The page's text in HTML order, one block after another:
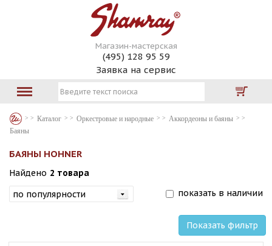
Магазин-мастерская
(495) 128 95 59
Заявка на сервис
Каталог Оркестровые и народные
Аккордеоны и баяны
Баяны
БАЯНЫ HOHNER
Найдено 2 товара
показать в наличии
Показать фильтр